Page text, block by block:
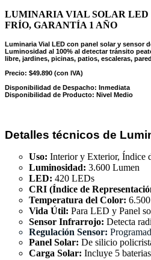
LUMINARIA VIAL SOLAR LED
FRÍO, GARANTÍA 1 AÑO
Luminaria Vial LED con panel solar y sensor
Luminosidad al 100% al detectar tránsito
libre, jardines, picinas, patios, escaleras,
Precio: $49.890 (con IVA)
Disponibilidad de Despacho: Inmediata
Disponibilidad de Producto: Nivel Medio
Detalles técnicos de
Uso: Interior y Exterior, Índice
Luminosidad: 3.600 Lumen
LED: 420 LEDs
CRI (Índice de
Temperatura del Color:
Vida Útil: Para LED y Panel
Sensor Infrarrojo: Detecta
Regulación Sensor:
Panel Solar: De silicio
Carga Solar: Incluye 5